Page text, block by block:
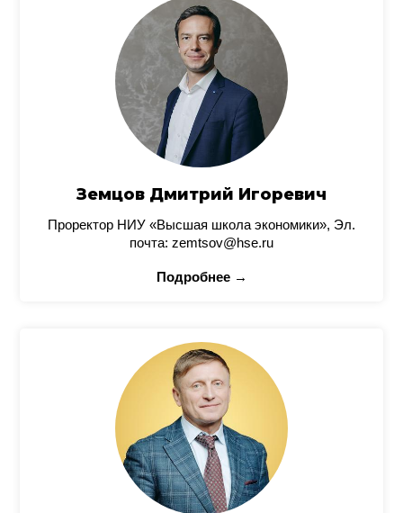
Земцов Дмитрий Игоревич
Проректор НИУ «Высшая школа экономики», Эл.
почта: zemtsov@hse.ru
Подробнее →